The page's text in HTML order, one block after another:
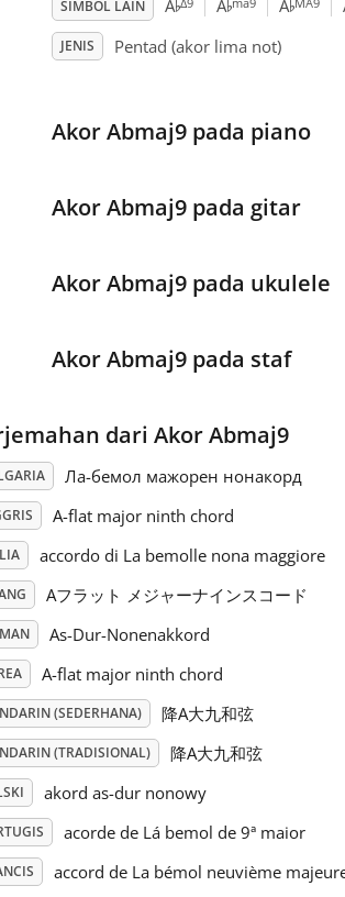
SIMBOL LAIN A A A
JENIS Pentad (akor lima not)
Akor Abmaj9 pada piano
Akor Abmaj9 pada gitar
Akor Abmaj9 pada ukulele
Akor Abmaj9 pada staf
dari Akor Abmaj9
Ла-бемол мажорен нонакорд
A-flat major ninth chord
accordo di La bemolle nona maggiore
Aフラット メジャーナインスコード
As-Dur-Nonenakkord
A-flat major ninth chord
(SEDERHANA) 降A大九和弦
(TRADISIONAL) 降A大九和弦
akord as-dur nonowy
acorde de Lá bemol de 9ª maior
accord de La bémol neuvième